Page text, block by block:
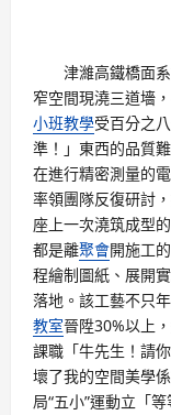
津濰高鐵橋面
窄空間現澆三道墻
小班教學受百分之
準！」東西的品質
在進行精密測量的
率領團隊反復研討
座上一次澆筑成型
都是離聚會開施工
程繪制圖紙、展開
落地。該工藝不只
教室晉陞30%以上
課職「牛先生！請
壞了我的空間美學
局“五小”運動立「